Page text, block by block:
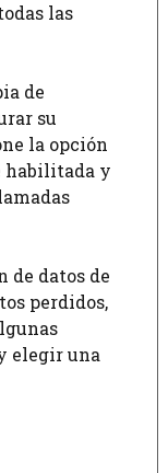
las
de
su
la opción
habilitada y
de datos de
perdidos,
elegir una